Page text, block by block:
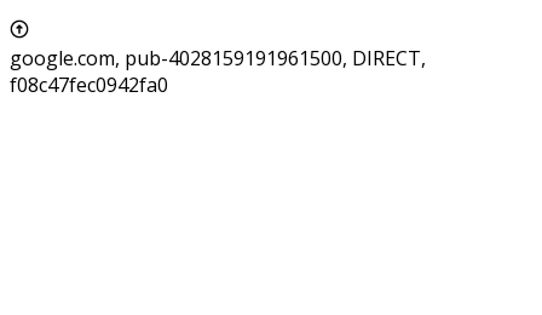
google.com, pub-4028159191961500, DIRECT,
f08c47fec0942fa0